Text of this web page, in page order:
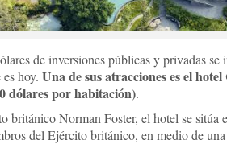
de inversiones públicas y privadas se
hoy. Una de sus atracciones es el
dólares por habitación).
británico Norman Foster, el hotel se sitúa
del Ejército británico, en medio de